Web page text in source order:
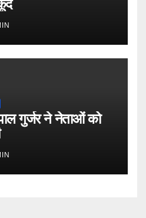
गुर्जर ने नेताओं को